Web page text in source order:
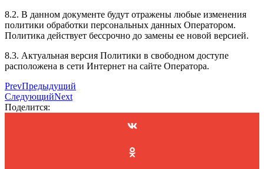
8.2. В данном документе будут отражены любые изменения
политики обработки персональных данных Оператором.
Политика действует бессрочно до замены ее новой версией.
8.3. Актуальная версия Политики в свободном доступе
расположена в сети Интернет на сайте Оператора.
PrevПредыдущий
СледующийNext
Поделится: